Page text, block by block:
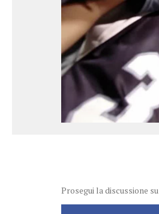
Prosegui la discussione su